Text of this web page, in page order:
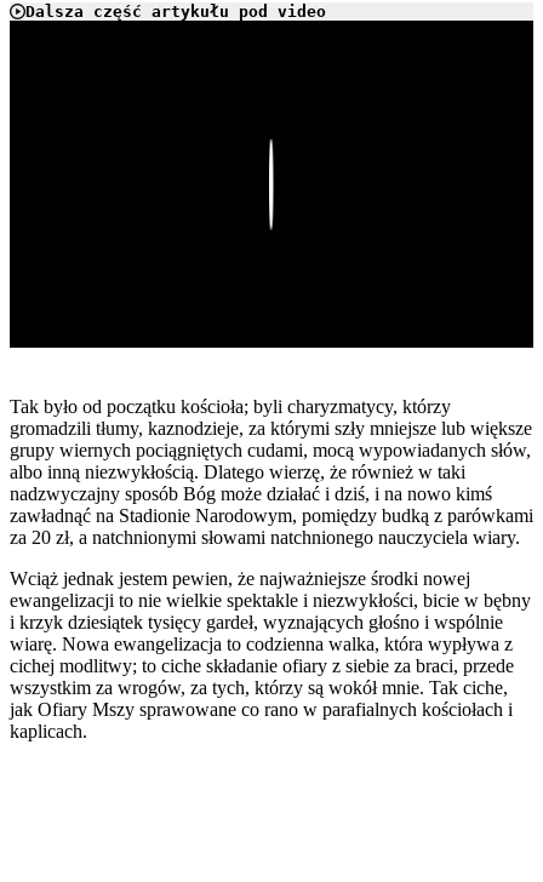
Dalsza część artykułu pod video
Tak było od początku kościoła; byli charyzmatycy, którzy
gromadzili tłumy, kaznodzieje, za którymi szły mniejsze lub większe
grupy wiernych pociągniętych cudami, mocą wypowiadanych słów,
albo inną niezwykłością. Dlatego wierzę, że również w taki
nadzwyczajny sposób Bóg może działać i dziś, i na nowo kimś
zawładnąć na Stadionie Narodowym, pomiędzy budką z parówkami
za 20 zł, a natchnionymi słowami natchnionego nauczyciela wiary.
Wciąż jednak jestem pewien, że najważniejsze środki nowej
ewangelizacji to nie wielkie spektakle i niezwykłości, bicie w bębny
i krzyk dziesiątek tysięcy gardeł, wyznających głośno i wspólnie
wiarę. Nowa ewangelizacja to codzienna walka, która wypływa z
cichej modlitwy; to ciche składanie ofiary z siebie za braci, przede
wszystkim za wrogów, za tych, którzy są wokół mnie. Tak ciche,
jak Ofiary Mszy sprawowane co rano w parafialnych kościołach i
kaplicach.